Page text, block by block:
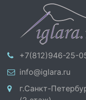
+7(812)946-25-
info@iglara.ru
г.Санкт-